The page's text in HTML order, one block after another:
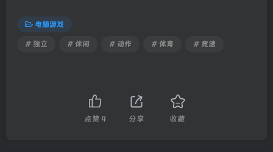
电脑游戏
# 独立 # 休闲 # 动作 # 体育 # 竞速
点赞 4 分享 收藏